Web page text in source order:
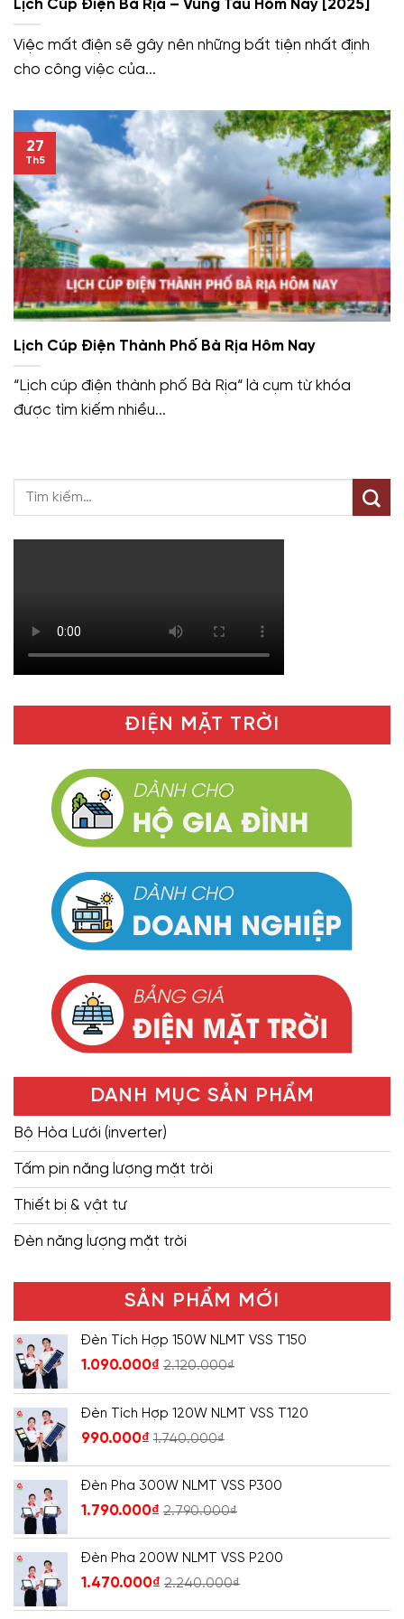
Lịch Cúp Điện Bà Rịa – Vũng Tàu Hôm Nay [2025]
Việc mất điện sẽ gây nên những bất tiện nhất định
cho công việc của...
Lịch Cúp Điện Thành Phố Bà Rịa Hôm Nay
“Lịch cúp điện thành phố Bà Rịa“ là cụm từ khóa
được tìm kiếm nhiều...
27
Th5
ĐIỆN MẶT TRỜI
DANH MỤC SẢN PHẨM
Bộ Hòa Lưới (inverter)
Tấm pin năng lượng mặt trời
Thiết bị & vật tư
Đèn năng lượng mặt trời
SẢN PHẨM MỚI
Đèn Tích Hợp 150W NLMT VSS T150
1.090.000₫ 2.120.000₫
Đèn Tích Hợp 120W NLMT VSS T120
990.000₫ 1.740.000₫
Đèn Pha 300W NLMT VSS P300
1.790.000₫ 2.790.000₫
Đèn Pha 200W NLMT VSS P200
1.470.000₫ 2.240.000₫